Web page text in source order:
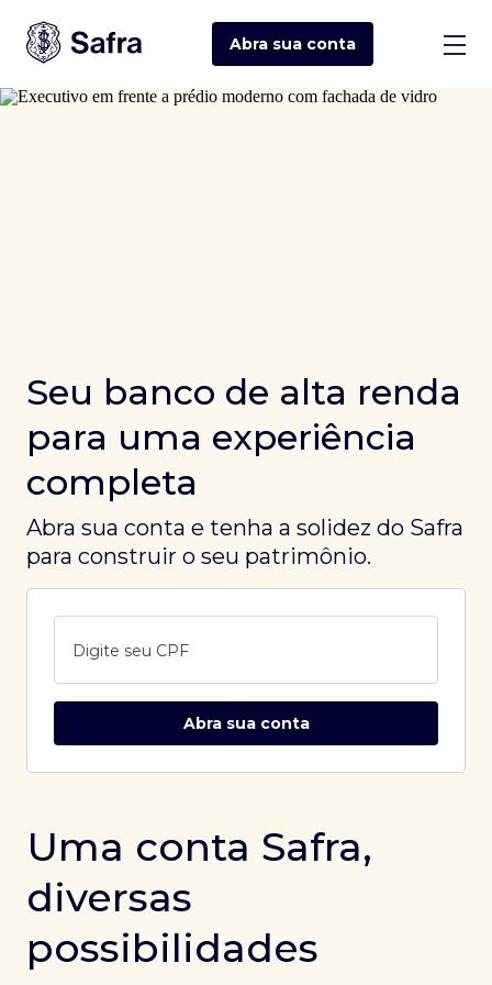
Abra sua conta
Seu banco de alta renda
para uma experiência
completa
Abra sua conta e tenha a solidez do Safra
para construir o seu patrimônio.
Digite seu CPF
Abra sua conta
Uma conta Safra,
diversas
possibilidades